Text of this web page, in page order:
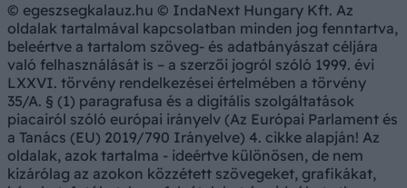
© egeszsegkalauz.hu © IndaNext Hungary Kft. Az
oldalak tartalmával kapcsolatban minden jog fenntartva,
beleértve a tartalom szöveg- és adatbányászat céljára
való felhasználását is – a szerzői jogról szóló 1999. évi
LXXVI. törvény rendelkezései értelmében a törvény
35/A. § (1) paragrafusa és a digitális szolgáltatások
piacairól szóló európai irányelv (Az Európai Parlament és
a Tanács (EU) 2019/790 Irányelve) 4. cikke alapján! Az
oldalak, azok tartalma - ideértve különösen, de nem
kizárólag az azokon közzétett szövegeket, grafikákat,